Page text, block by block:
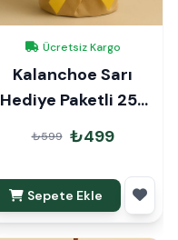
Ücretsiz Kargo
Kalanchoe Sarı
Hediye Paketli 25-
30cm
₺599 ₺499
Sepete Ekle